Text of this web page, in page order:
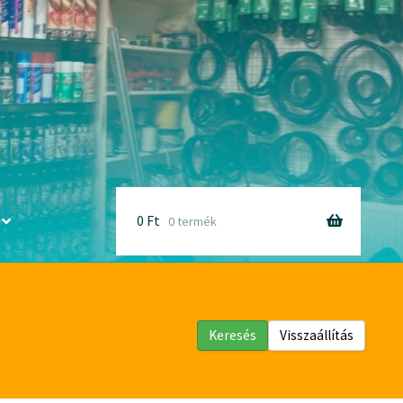
0 Ft 0 termék
Keresés Visszaállítás